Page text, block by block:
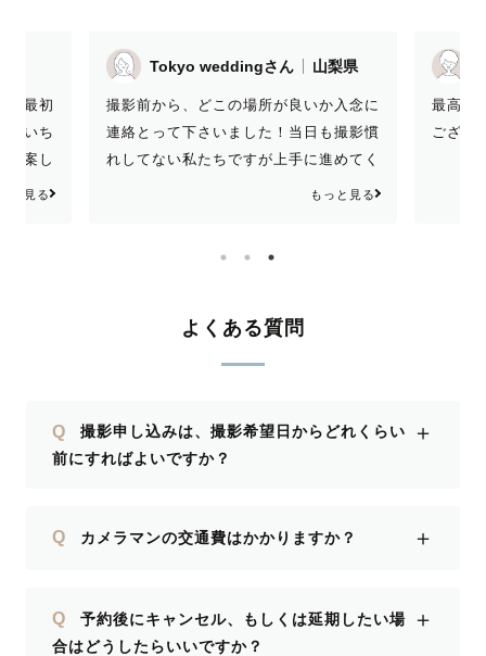
く最初
おいち
提案し
まし
と見る
Tokyo weddingさん 山梨県
撮影前から、どこの場所が良いか入念に
連絡とって下さいました！当日も撮影慣
れしてない私たちですが上手に進めてく
れて楽しかったです！出来上がった写真
もっと見る
最高
ござい
よくある質問
Q
撮影申し込みは、撮影希望日からどれくらい
前にすればよいですか？
＋
Q カメラマンの交通費はかかりますか？ ＋
Q
予約後にキャンセル、もしくは延期したい場
合はどうしたらいいですか？
＋